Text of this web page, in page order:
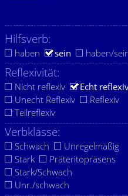
Hilfsverb:
haben sein haben/
Reflexivität:
Nicht reflexiv
Echt
Unecht Reflexiv
Reflexiv
Teilreflexiv
Verbklasse:
Schwach
Unregelmäßig
Stark
Präteritopräsens
Stark/Schwach
Unr./schwach